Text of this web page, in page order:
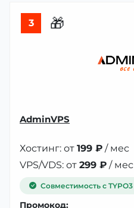
3 🎁
AdminVPS
Хостинг: от 199 ₽ / мес
VPS/VDS: от 299 ₽ / мес
Совместимость с TYPO3
Промокод: